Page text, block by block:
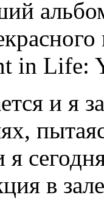
in Life:
и я
в